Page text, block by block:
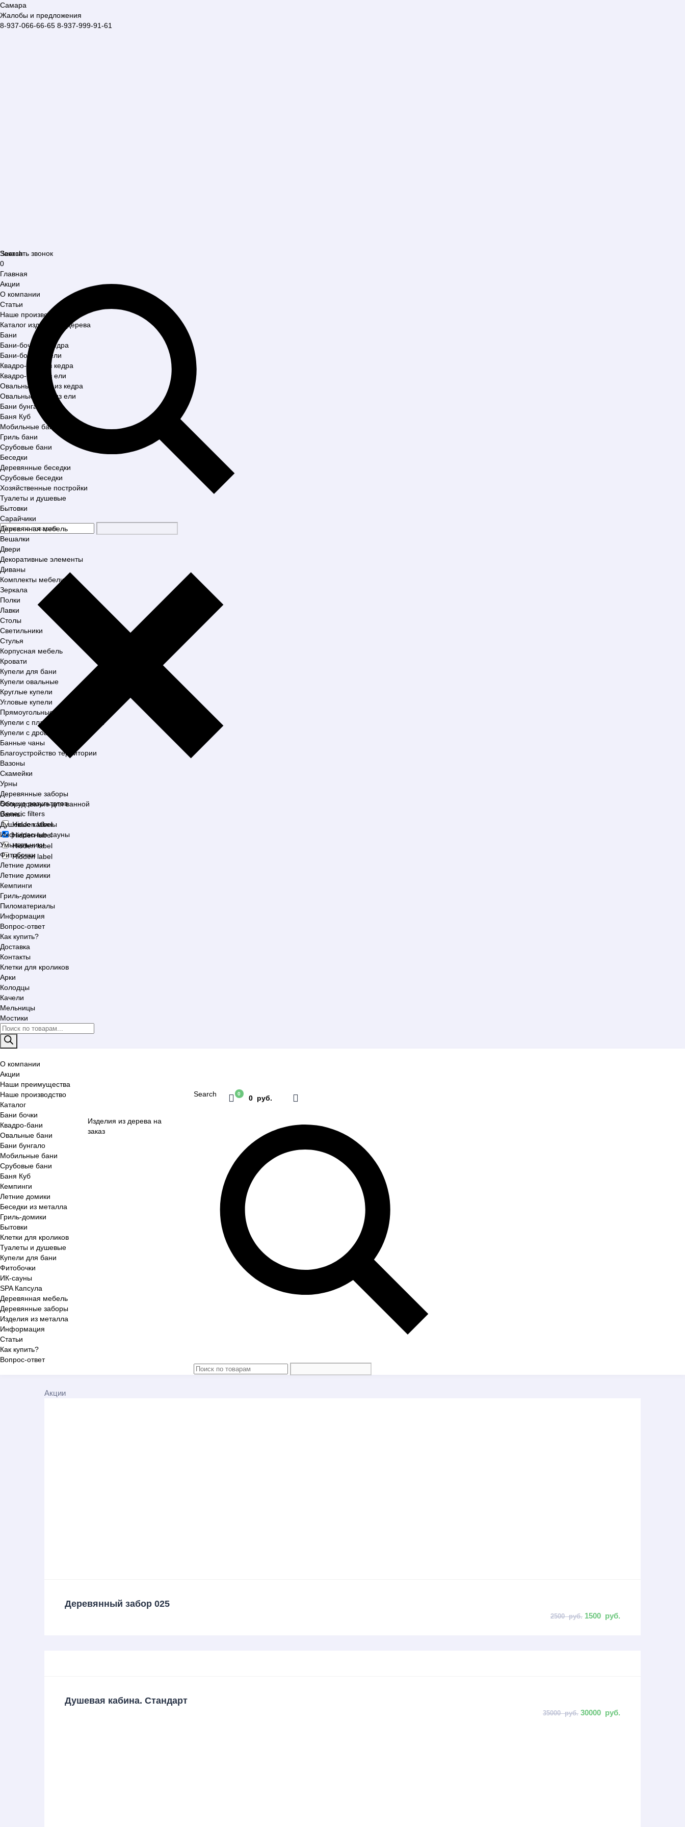
Самара
Жалобы и предложения
8-937-066-66-65 8-937-999-91-61
Search
Больше результатов
Generic filters
Hidden label
Hidden label
Hidden label
Hidden label
Заказать звонок
0
Главная
Акции
О компании
Статьи
Наше производство
Каталог изделий из дерева
Бани
Бани-бочки из кедра
Бани-бочки из ели
Квадро-бани из кедра
Квадро-бани из ели
Овальные бани из кедра
Овальные бани из ели
Бани бунгало
Баня Куб
Мобильные бани
Гриль бани
Срубовые бани
Беседки
Деревянные беседки
Срубовые беседки
Хозяйственные постройки
Туалеты и душевые
Бытовки
Сарайчики
Деревянная мебель
Вешалки
Двери
Декоративные элементы
Диваны
Комплекты мебели
Зеркала
Полки
Лавки
Столы
Светильники
Стулья
Корпусная мебель
Кровати
Купели для бани
Купели овальные
Круглые купели
Угловые купели
Прямоугольные купели
Купели с пластиковой вставкой
Купели с дровяной печью
Банные чаны
Благоустройство территории
Вазоны
Скамейки
Урны
Деревянные заборы
Оборудование для ванной
Ванны
Душевые кабины
Инфакрасные сауны
Умывальники
Фитобочки
Летние домики
Летние домики
Кемпинги
Гриль-домики
Пиломатериалы
Информация
Вопрос-ответ
Как купить?
Доставка
Контакты
Клетки для кроликов
Арки
Колодцы
Качели
Мельницы
Мостики
Поиск
товаров
Изделия из дерева на
заказ
Search 0
0 руб.
О компании
Акции
Наши преимущества
Наше производство
Каталог
Бани бочки
Квадро-бани
Овальные бани
Бани бунгало
Мобильные бани
Срубовые бани
Баня Куб
Кемпинги
Летние домики
Беседки из металла
Гриль-домики
Бытовки
Клетки для кроликов
Туалеты и душевые
Купели для бани
Фитобочки
ИК-сауны
SPA Капсула
Деревянная мебель
Деревянные заборы
Изделия из металла
Информация
Статьи
Как купить?
Вопрос-ответ
Акции
Деревянный забор 025
2500руб. 1500 руб.
Душевая кабина. Стандарт
35000руб. 30000 руб.